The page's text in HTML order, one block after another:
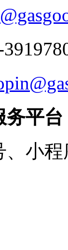
务平台
小